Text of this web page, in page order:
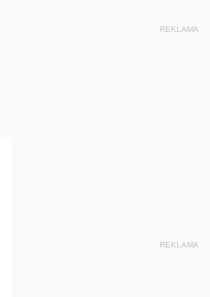
REKLAMA
REKLAMA